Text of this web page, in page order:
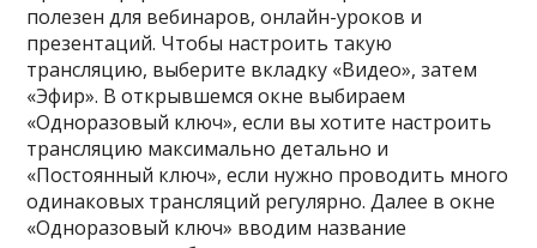
полезен для вебинаров, онлайн-уроков и
презентаций. Чтобы настроить такую
трансляцию, выберите вкладку «Видео», затем
«Эфир». В открывшемся окне выбираем
«Одноразовый ключ», если вы хотите настроить
трансляцию максимально детально и
«Постоянный ключ», если нужно проводить много
одинаковых трансляций регулярно. Далее в окне
«Одноразовый ключ» вводим название